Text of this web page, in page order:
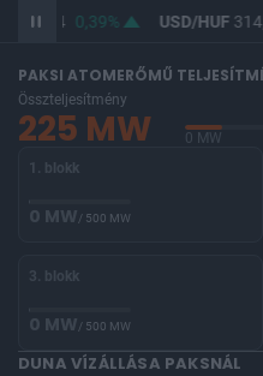
363,14 0,39% USD/HUF
PAKSI ATOMERŐMŰ
Összteljesítmény
225 MW 0 MW
1. blokk
0 MW/ 500 MW
3. blokk
0 MW/ 500 MW
DUNA VÍZÁLLÁSA PAKSNÁL